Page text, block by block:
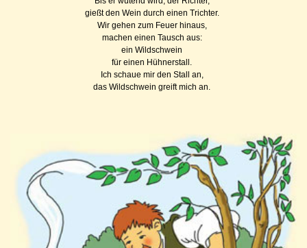
gießt den Wein durch einen Trichter.
Wir gehen zum Feuer hinaus,
machen einen Tausch aus:
ein Wildschwein
für einen Hühnerstall.
Ich schaue mir den Stall an,
das Wildschwein greift mich an.